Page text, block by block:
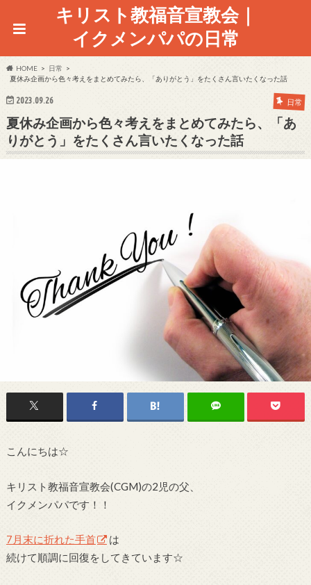
キリスト教福音宣教会｜
イクメンパパの日常
HOME
日常
夏休み企画から色々考えをまとめてみたら、「ありがとう」をたくさん言いたくなった話
2023.09.26 日常
夏休み企画から色々考えをまとめてみたら、「あ
りがとう」をたくさん言いたくなった話
こんにちは☆
キリスト教福音宣教会(CGM)の2児の父、
イクメンパパです！！
7月末に折れた手首
は
続けて順調に回復をしてきています☆